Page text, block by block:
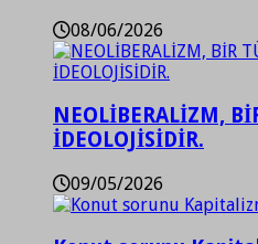
08/06/2026
NEOLİBERALİZM,
İDEOLOJİSİDİR.
09/05/2026